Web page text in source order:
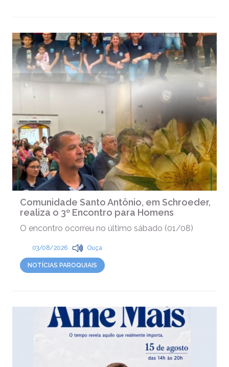
Comunidade Santo Antônio, em Schroeder,
realiza o 3º Encontro para Homens
O encontro ocorreu no último sábado (01/08)
03/08/2026 Ouça
NOTÍCIAS PAROQUIAIS